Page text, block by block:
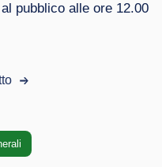
pubblico alle ore 12.00